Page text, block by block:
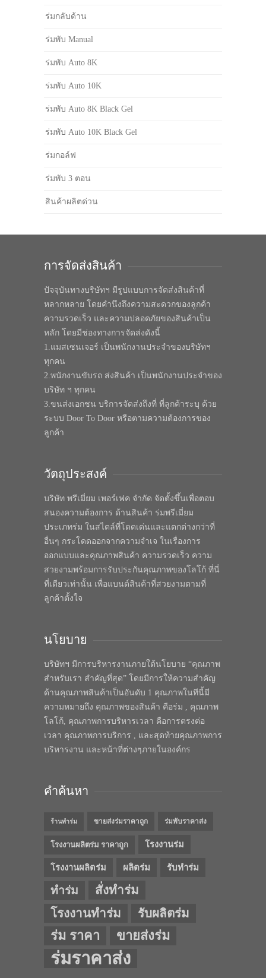
ร่มกลับด้าน
ร่มพับ Manual
ร่มพับ Auto 8K
ร่มพับ Auto 10K
ร่มพับ Auto 8K Black Gel
ร่มพับ Auto 10K Black Gel
ร่มกอล์ฟ
ร่มพับ 3 ตอน
สินค้าผลิตด่วน
การจัดส่งสินค้า
ปัจจุบันทางบริษัทฯ มีรูปแบบการจัดส่งสินค้าที่
หลากหลาย โดยคำนึงถึงความสะดวกของลูกค้า
ความรวดเร็ว และความปลอดภัยของสินค้าเป็น
หลัก โดยมีช่องทางการจัดส่งดังนี้
1.แมสเซนเจอร์ เป็นพนักงานประจำของบริษัทฯ
ทุกคน
2.พนักงานขับรถ ส่งสินค้า เป็นพนักงานประจำของ
บริษัท ฯ ทุกคน
3.ขนส่งเอกชน บริการจัดส่งถึงที่ ที่ลูกค้าระบุ ด้วย
ระบบ Door To Door หรือตามความต้องการของ
ลูกค้า
วัตถุประสงค์
บริษัท พรีเมี่ยม เพอร์เฟค จำกัด จัดตั้งขึ้นเพื่อตอบ
สนองความต้องการ ด้านสินค้า ร่มพรีเมี่ยม
ประเภทร่ม ในสไตล์ที่โดดเด่นและแตกต่างกว่าที่
อื่นๆ กระโดดออกจากความจำเจ ในเรื่องการ
ออกแบบและคุณภาพสินค้า ความรวดเร็ว ความ
สวยงามพร้อมการรับประกันคุณภาพของโลโก้ ที่นี่
ที่เดียวเท่านั้น เพื่อแบนด์สินค้าที่สวยงามตามที่
ลูกค้าตั้งใจ
นโยบาย
บริษัทฯ มีการบริหารงานภายใต้นโยบาย “คุณภาพ
สำหรับเรา สำคัญที่สุด” โดยมีการให้ความสำคัญ
ด้านคุณภาพสินค้าเป็นอันดับ 1 คุณภาพในทีนี้มี
ความหมายถึง คุณภาพของสินค้า คือร่ม , คุณภาพ
โลโก้, คุณภาพการบริหารเวลา คือการตรงต่อ
เวลา คุณภาพการบริการ , และสุดท้ายคุณภาพการ
บริหารงาน และหน้าที่ต่างๆภายในองค์กร
คำค้นหา
ร้านทำร่ม ขายส่งร่มราคาถูก ร่มพับราคาส่ง
โรงงานผลิตร่ม ราคาถูก โรงงานร่ม
โรงงานผลิตร่ม ผลิตร่ม รับทำร่ม
ทำร่ม
สั่งทำร่ม
โรงงานทำร่ม
รับผลิตร่ม
ร่ม ราคา ขายส่งร่ม
ร่มราคาส่ง